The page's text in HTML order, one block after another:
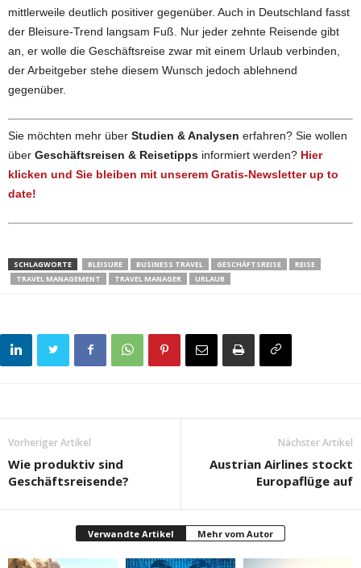
mittlerweile deutlich positiver gegenüber. Auch in Deutschland fasst
der Bleisure-Trend langsam Fuß. Nur jeder zehnte Reisende gibt
an, er wolle die Geschäftsreise zwar mit einem Urlaub verbinden,
der Arbeitgeber stehe diesem Wunsch jedoch ablehnend
gegenüber.
Sie möchten mehr über Studien & Analysen erfahren? Sie wollen
über Geschäftsreisen & Reisetipps informiert werden? Hier
klicken und Sie bleiben mit unserem Gratis-Newsletter up to
date!
SCHLAGWORTE BLEISURE BUSINESS TRAVEL GESCHÄFTSREISE
REISE
TRAVEL MANAGEMENT
TRAVEL MANAGER URLAUB
Vorheriger Artikel
Wie produktiv sind
Geschäftsreisende?
Nächster Artikel
Austrian Airlines stockt
Europaflüge auf
Verwandte Artikel Mehr vom Autor